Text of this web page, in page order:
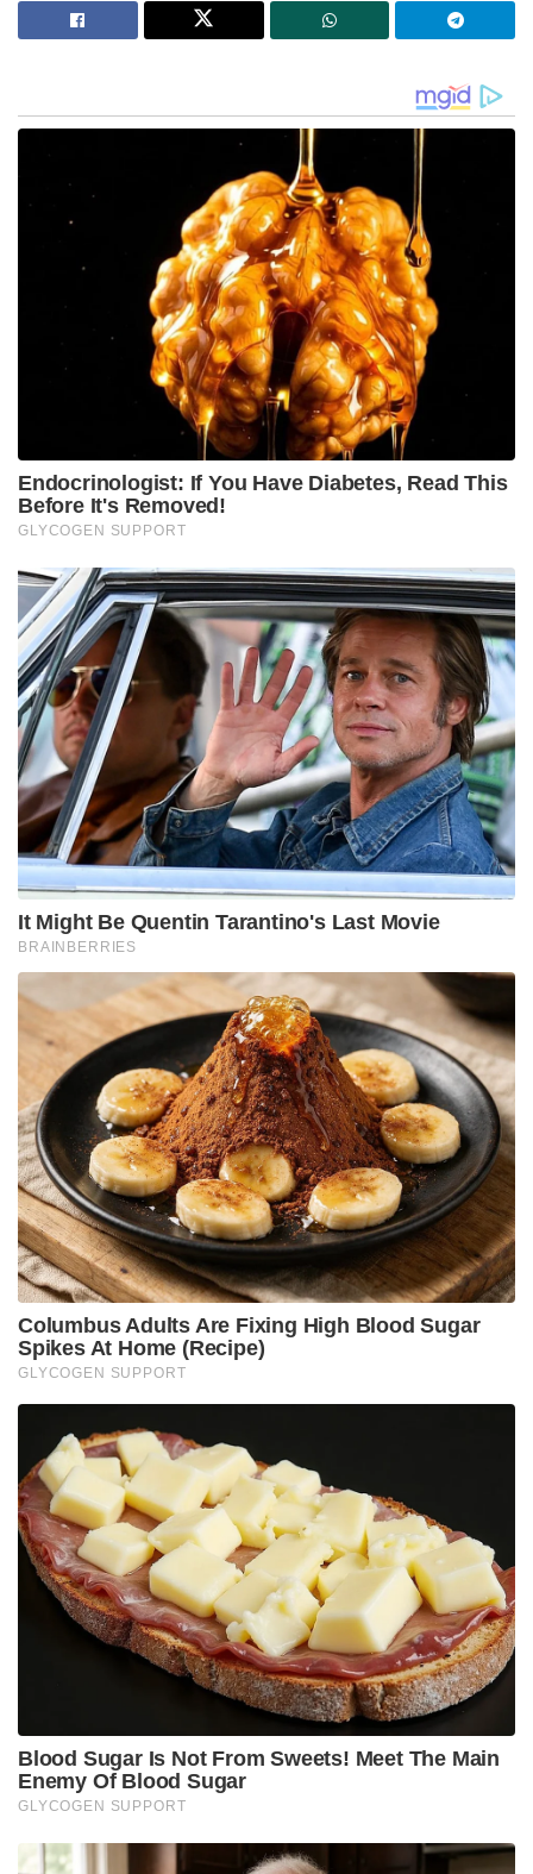
ആത്മ നിർഭർ സമുദ്ര പ്രതാപ് ; കോസ്റ്റ് ഗാർഡ്
തദ്ദേശീയമായി നിർമിച്ച മലിനീകരണ നിയന്ത്രണ
കുൽഗാമിൽ ഇന്ന് നടന്ന ഏറ്റുമുട്ടലിൽ നാല് ഭീകരരെ
സൈന്യം വധിച്ചതായും റിപ്പോർട്ടുകളുണ്ട്. ഭീകരരുടെ
ഒളിത്താവളം വളഞ്ഞ സൈന്യത്തിനു നേരെ ഭീകരർ
തുടരുകയാണ്. അതേസമയം ഭീകരരെ നുഴഞ്ഞു
കയറാൻ സഹായിക്കുന്നതിനായി പാക് സൈന്യം
നിരന്തരം വെടിനിർത്തൽ കരാർ ലംഘനം
നടത്തുകയാണ്. ഇന്ത്യൻ സൈന്യത്തിന്റെ കനത്ത
തിരിച്ചടിയിൽ മൂന്ന് പാക് സൈനികർ കൊല്ലപ്പെട്ടെന്നും
റിപ്പോർട്ടുകളുണ്ട്.
Tags: featured Sainikam